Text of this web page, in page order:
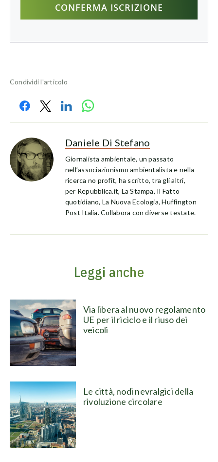
Condividi l'articolo
Daniele Di Stefano
Giornalista ambientale, un passato
nell’associazionismo ambientalista e nella
ricerca no profit, ha scritto, tra gli altri,
per Repubblica.it, La Stampa, Il Fatto
quotidiano, La Nuova Ecologia, Huffington
Post Italia. Collabora con diverse testate.
Leggi anche
Via libera al nuovo regolamento
UE per il riciclo e il riuso dei
veicoli
Le città, nodi nevralgici della
rivoluzione circolare